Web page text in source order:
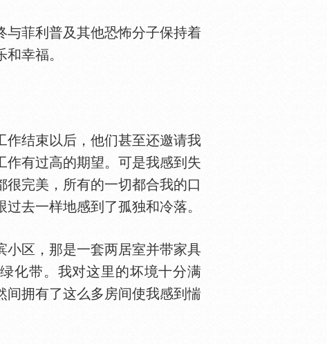
菲利普及其他恐怖分子保持着
幸福。
结束以后，他们甚至还邀请我
作有过高的期望。可是我感到失
完美，所有的一切都合我的口
去一样地感到了孤独和冷落。
区，那是一套两居室并带家具
化带。我对这里的坏境十分满
间拥有了这么多房间使我感到惴